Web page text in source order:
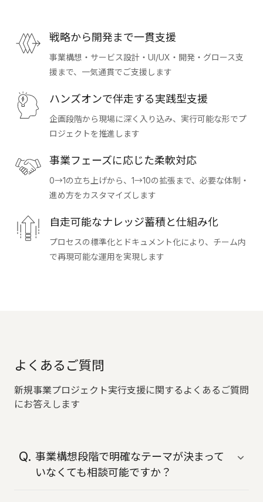
戦略から開発まで一貫支援
事業構想・サービス設計・UI/UX・開発・グロース支
援まで、一気通貫でご支援します
ハンズオンで伴走する実践型支援
企画段階から現場に深く入り込み、実行可能な形でプ
ロジェクトを推進します
事業フェーズに応じた柔軟対応
0→1の立ち上げから、1→10の拡張まで、必要な体制・
進め方をカスタマイズします
自走可能なナレッジ蓄積と仕組み化
プロセスの標準化とドキュメント化により、チーム内
で再現可能な運用を実現します
よくあるご質問
新規事業プロジェクト実行支援に関するよくあるご質問
にお答えします
事業構想段階で明確なテーマが決まって
いなくても相談可能ですか？